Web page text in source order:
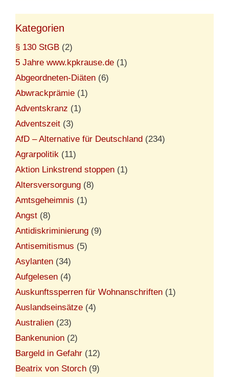
Kategorien
§ 130 StGB (2)
5 Jahre www.kpkrause.de (1)
Abgeordneten-Diäten (6)
Abwrackprämie (1)
Adventskranz (1)
Adventszeit (3)
AfD – Alternative für Deutschland (234)
Agrarpolitik (11)
Aktion Linkstrend stoppen (1)
Altersversorgung (8)
Amtsgeheimnis (1)
Angst (8)
Antidiskriminierung (9)
Antisemitismus (5)
Asylanten (34)
Aufgelesen (4)
Auskunftssperren für Wohnanschriften (1)
Auslandseinsätze (4)
Australien (23)
Bankenunion (2)
Bargeld in Gefahr (12)
Beatrix von Storch (9)